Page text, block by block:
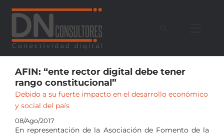
contenido
AFIN: “ente rector digital debe tener
rango constitucional”
Debido a su fuerte impacto en el desarrollo económico
y social del país
08/Ago/2017
En representación de la Asociación de Fomento de la